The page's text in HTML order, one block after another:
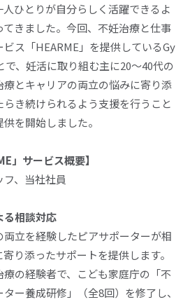
ひとりが自分らしく活躍できるよ
きました。今回、不妊治療と仕事
ビス「HEARME 」を提供しているGy
で、妊活に取り組む主に20～40代の
とキャリアの両立の悩みに寄り添
き続けられるよう支援を行うこと
を開始しました。
」サービス概要】
、当社社員
る相談対応
立を経験したピアサポーターが相
り添ったサポートを提供します。
の経験者で、こども家庭庁の「不
ー養成研修」（全8回）を修了し、